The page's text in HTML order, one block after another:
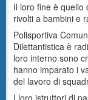
Il loro fine è quello
rivolti a bambini e
Polisportiva
Dilettantistica è
loro interno sono
hanno imparato i
del lavoro di
I loro istruttori di